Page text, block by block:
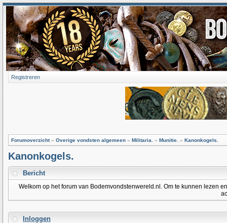
Registreren
Forumoverzicht» Overige vondsten algemeen » Militaria. » Munitie. » Kanonkogels.
Kanonkogels.
Bericht
Welkom op het forum van Bodemvondstenwereld.nl. Om te kunnen lezen
Inloggen